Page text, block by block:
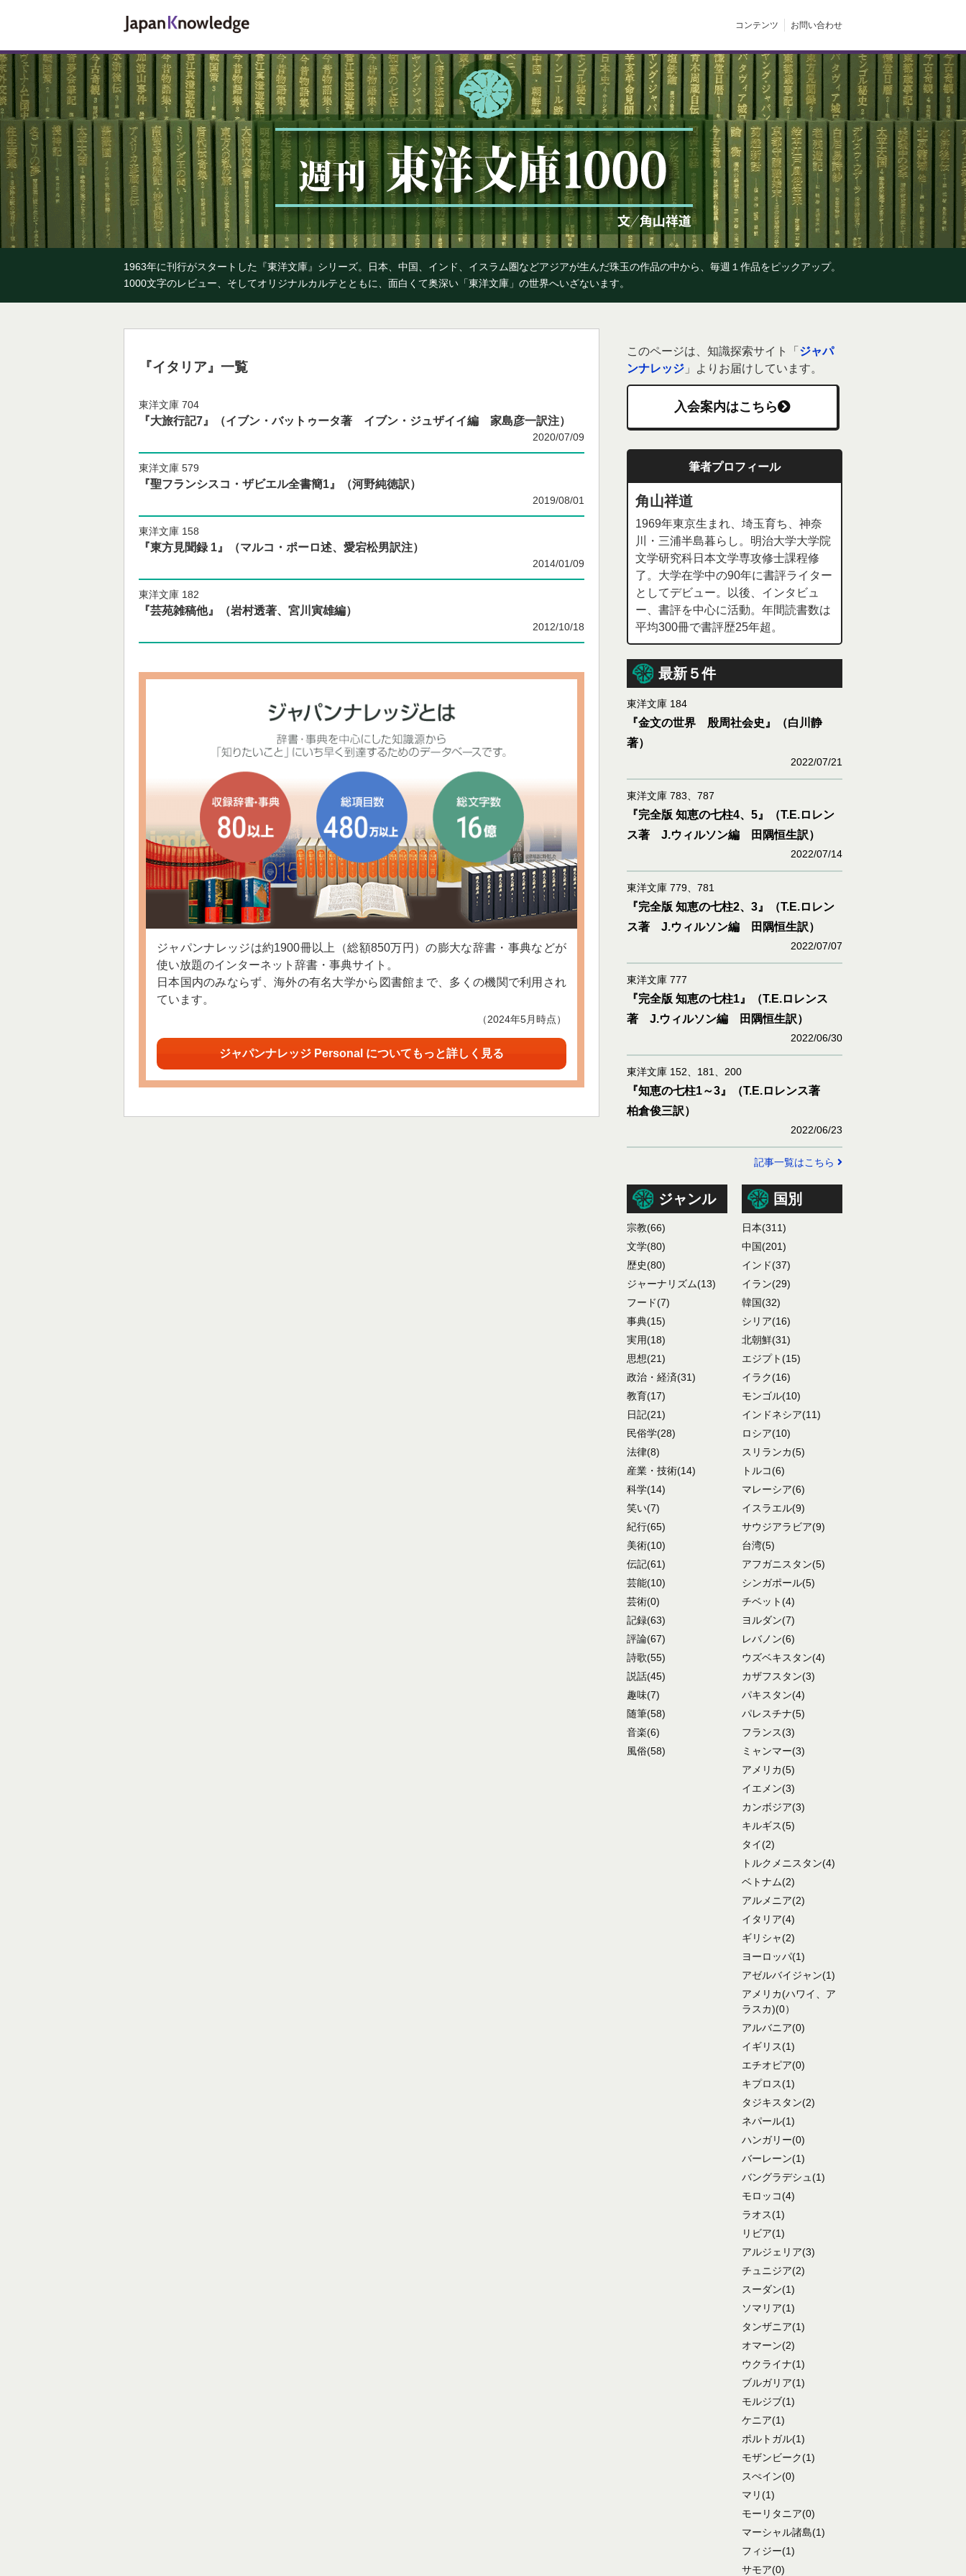
コンテンツ お問い合わせ
1963年に刊行がスタートした『東洋文庫』シリーズ。日本、中国、インド、イスラム圏などアジアが生んだ珠玉の作品の中から、毎週１作品をピックアップ。
1000文字のレビュー、そしてオリジナルカルテとともに、面白くて奥深い「東洋文庫」の世界へいざないます。
『イタリア』一覧
東洋文庫 704
『大旅行記7』（イブン・バットゥータ著 イブン・ジュザイイ編 家島彦一訳注）
2020/07/09
東洋文庫 579
『聖フランシスコ・ザビエル全書簡1』（河野純徳訳）
2019/08/01
東洋文庫 158
『東方見聞録 1』（マルコ・ポーロ述、愛宕松男訳注）
2014/01/09
東洋文庫 182
『芸苑雑稿他』（岩村透著、宮川寅雄編）
2012/10/18
ジャパンナレッジは約1900冊以上（総額850万円）の膨大な辞書・事典などが
使い放題のインターネット辞書・事典サイト。
日本国内のみならず、海外の有名大学から図書館まで、多くの機関で利用され
ています。
（2024年5月時点）
ジャパンナレッジ Personal についてもっと詳しく見る
このページは、知識探索サイト「 ジャパ
ンナレッジ 」よりお届けしています。
入会案内はこちら
筆者プロフィール
角山祥道
1969年東京生まれ、埼玉育ち、神奈
川・三浦半島暮らし。明治大学大学院
文学研究科日本文学専攻修士課程修
了。大学在学中の90年に書評ライター
としてデビュー。以後、インタビュ
ー、書評を中心に活動。年間読書数は
平均300冊で書評歴25年超。
最新５件
東洋文庫 184
『金文の世界 殷周社会史』（白川静
著）
2022/07/21
東洋文庫 783、787
『完全版 知恵の七柱4、5』（T.E.ロレン
ス著 J.ウィルソン編 田隅恒生訳）
2022/07/14
東洋文庫 779、781
『完全版 知恵の七柱2、3』（T.E.ロレン
ス著 J.ウィルソン編 田隅恒生訳）
2022/07/07
東洋文庫 777
『完全版 知恵の七柱1』（T.E.ロレンス
著 J.ウィルソン編 田隅恒生訳）
2022/06/30
東洋文庫 152、181、200
『知恵の七柱1～3』（T.E.ロレンス著
柏倉俊三訳）
2022/06/23
記事一覧はこちら
ジャンル
宗教(66)
文学(80)
歴史(80)
ジャーナリズム(13)
フード(7)
事典(15)
実用(18)
思想(21)
政治・経済(31)
教育(17)
日記(21)
民俗学(28)
法律(8)
産業・技術(14)
科学(14)
笑い(7)
紀行(65)
美術(10)
伝記(61)
芸能(10)
芸術(0)
記録(63)
評論(67)
詩歌(55)
説話(45)
趣味(7)
随筆(58)
音楽(6)
風俗(58)
国別
日本(311)
中国(201)
インド(37)
イラン(29)
韓国(32)
シリア(16)
北朝鮮(31)
エジプト(15)
イラク(16)
モンゴル(10)
インドネシア(11)
ロシア(10)
スリランカ(5)
トルコ(6)
マレーシア(6)
イスラエル(9)
サウジアラビア(9)
台湾(5)
アフガニスタン(5)
シンガポール(5)
チベット(4)
ヨルダン(7)
レバノン(6)
ウズベキスタン(4)
カザフスタン(3)
パキスタン(4)
パレスチナ(5)
フランス(3)
ミャンマー(3)
アメリカ(5)
イエメン(3)
カンボジア(3)
キルギス(5)
タイ(2)
トルクメニスタン(4)
ベトナム(2)
アルメニア(2)
イタリア(4)
ギリシャ(2)
ヨーロッパ(1)
アゼルバイジャン(1)
アメリカ(ハワイ、ア
ラスカ)(0）
アルバニア(0)
イギリス(1)
エチオピア(0)
キプロス(1)
タジキスタン(2)
ネパール(1)
ハンガリー(0)
バーレーン(1)
バングラデシュ (1)
モロッコ(4)
ラオス(1)
リビア(1)
アルジェリア(3)
チュニジア(2)
スーダン(1)
ソマリア(1)
タンザニア(1)
オマーン(2)
ウクライナ(1)
ブルガリア(1)
モルジブ(1)
ケニア(1)
ポルトガル(1)
モザンビーク(1)
スぺイン(0)
マリ(1)
モーリタニア(0)
マーシャル諸島(1)
フィジー(1)
サモア(0)